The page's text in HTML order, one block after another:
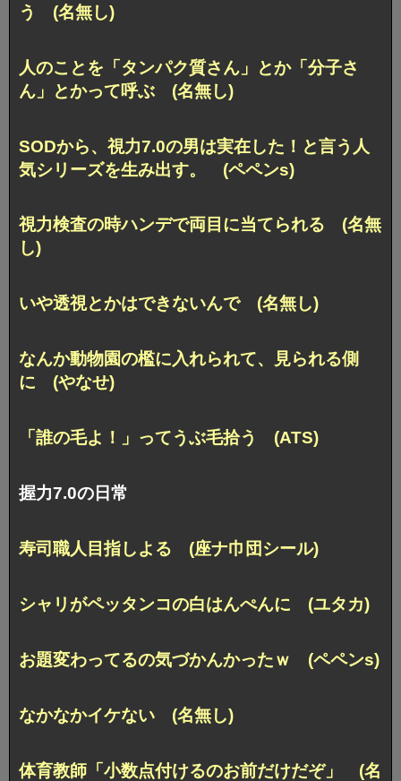
う (名無し)
人のことを「タンパク質さん」とか「分子さ
ん」とかって呼ぶ (名無し)
SODから、視力7.0の男は実在した！と言う人
気シリーズを生み出す。 (ペペンs)
視力検査の時ハンデで両目に当てられる (名無
し)
いや透視とかはできないんで (名無し)
なんか動物園の檻に入れられて、見られる側
に (やなせ)
「誰の毛よ！」ってうぶ毛拾う (ATS)
握力7.0の日常
寿司職人目指しよる (座ナ巾団シール)
シャリがペッタンコの白はんぺんに (ユタカ)
お題変わってるの気づかんかったｗ (ペペンs)
なかなかイケない (名無し)
体育教師「小数点付けるのお前だけだぞ」 (名